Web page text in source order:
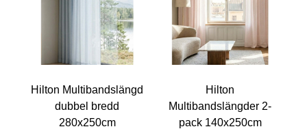
Hilton Multibandslängd
dubbel bredd
280x250cm
Hilton
Multibandslängder 2-
pack 140x250cm